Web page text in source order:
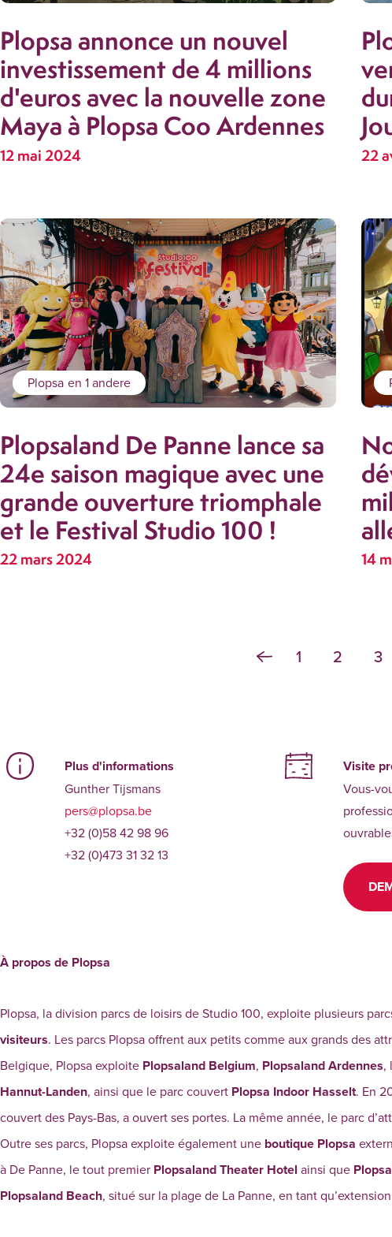
Plopsa annonce un nouvel
investissement de 4 millions
d'euros avec la nouvelle zone
Maya à Plopsa Coo Ardennes
12 mai 2024 22
Plopsa en 1 andere
Plopsaland De Panne lance sa
24e saison magique avec une
grande ouverture triomphale
et le Festival Studio 100 !
22 mars 2024 14
1 2 3
Plus d'informations
Gunther Tijsmans
pers@plopsa.be
+32 (0)58 42 98 96
+32 (0)473 31 32 13
Visite
Vous-
À propos de Plopsa
Plopsa, la division parcs de loisirs de Studio 100, exploite plusieurs
visiteurs. Les parcs Plopsa offrent aux petits comme aux grands des
Belgique, Plopsa exploite Plopsaland Belgium, Plopsaland Ardennes,
Hannut-Landen, ainsi que le parc couvert Plopsa Indoor Hasselt. En
couvert des Pays-Bas, a ouvert ses portes. La même année, le parc
Outre ses parcs, Plopsa exploite également une boutique Plopsa
à De Panne, le tout premier Plopsaland Theater Hotel ainsi que
Plopsaland Beach, situé sur la plage de La Panne, en tant